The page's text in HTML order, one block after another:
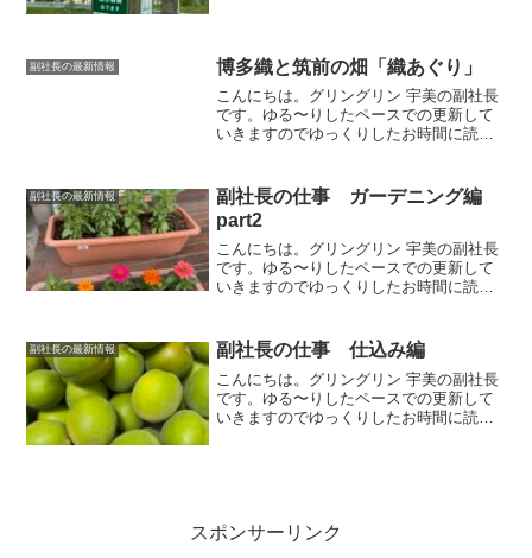
の田植え体験に行ってき...
副社長の最新情報 博多織と筑前の畑「織あぐり」
こんにちは。グリングリン 宇美の副社長
です。ゆる〜りしたペースでの更新して
いきますのでゆっくりしたお時間に読ん
ーるさんから、敷地内に農産物直売所が
オープンするというＤＭ...
副社長の最新情報
副社長の仕事 ガーデニング編
part2
こんにちは。グリングリン 宇美の副社長
です。ゆる〜りしたペースでの更新して
いきますのでゆっくりしたお時間に読ん
す。gringrin garden店頭を彩るプランタ
ーの植...
副社長の最新情報 副社長の仕事 仕込み編
こんにちは。グリングリン 宇美の副社長
です。ゆる〜りしたペースでの更新して
いきますのでゆっくりしたお時間に読ん
スポンサーリンク